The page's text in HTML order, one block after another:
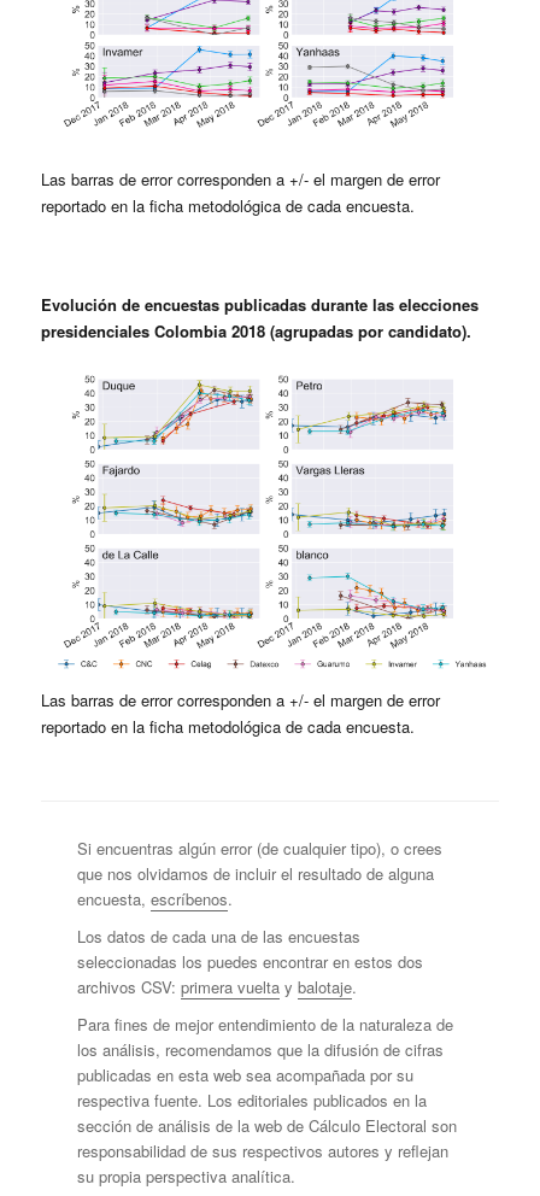
Las barras de error corresponden a +/- el margen de error
reportado en la ficha metodológica de cada encuesta.
Evolución de encuestas publicadas durante las elecciones
presidenciales Colombia 2018 (agrupadas por candidato).
Las barras de error corresponden a +/- el margen de error
reportado en la ficha metodológica de cada encuesta.
Si encuentras algún error (de cualquier tipo), o crees
que nos olvidamos de incluir el resultado de alguna
encuesta, escríbenos.
Los datos de cada una de las encuestas
seleccionadas los puedes encontrar en estos dos
archivos CSV: primera vueltay balotaje.
Para fines de mejor entendimiento de la naturaleza de
los análisis, recomendamos que la difusión de cifras
publicadas en esta web sea acompañada por su
respectiva fuente. Los editoriales publicados en la
sección de análisis de la web de Cálculo Electoral son
responsabilidad de sus respectivos autores y reflejan
su propia perspectiva analítica.